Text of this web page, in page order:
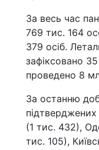
За весь час
769 тис. 164
379 осіб.
зафіксовано
проведено 8
За останню
підтверджених
(1 тис. 432),
тис. 105),